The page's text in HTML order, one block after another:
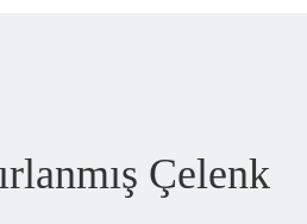
Çelenk